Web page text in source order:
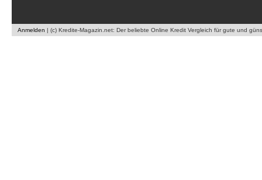
Anmelden | (c) Kredite-Magazin.net: Der beliebte Online Kredit Vergleich für gute und